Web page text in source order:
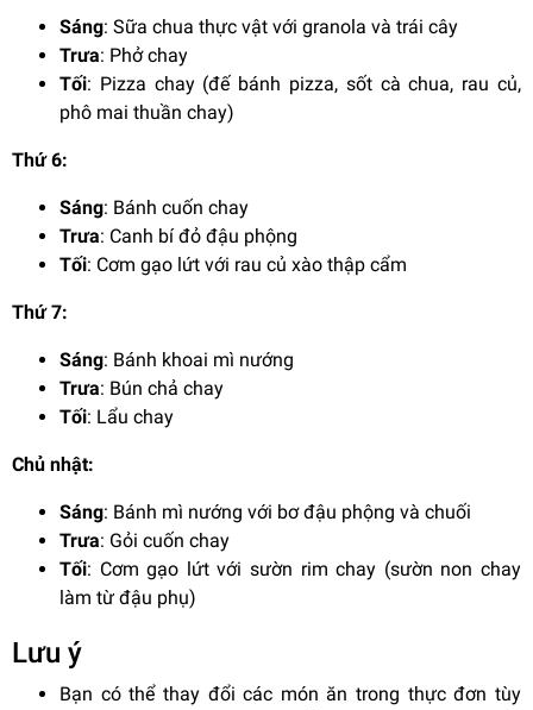
Sáng: Sữa chua thực vật với granola và trái cây
Trưa: Phở chay
Tối: Pizza chay (đế bánh pizza, sốt cà chua, rau củ,
phô mai thuần chay)
Thứ 6:
Sáng: Bánh cuốn chay
Trưa: Canh bí đỏ đậu phộng
Tối: Cơm gạo lứt với rau củ xào thập cẩm
Thứ 7:
Sáng: Bánh khoai mì nướng
Trưa: Bún chả chay
Tối: Lẩu chay
Chủ nhật:
Sáng: Bánh mì nướng với bơ đậu phộng và chuối
Trưa: Gỏi cuốn chay
Tối: Cơm gạo lứt với sườn rim chay (sườn non chay
làm từ đậu phụ)
Lưu ý
Bạn có thể thay đổi các món ăn trong thực đơn tùy